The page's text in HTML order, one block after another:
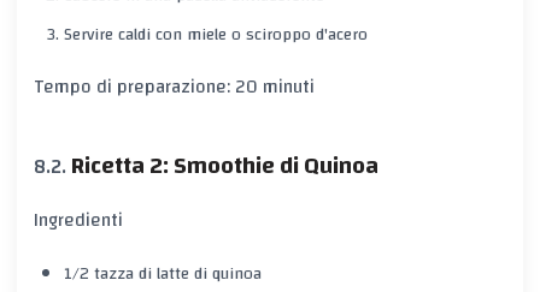
Servire caldi con miele o sciroppo d'acero
Tempo di preparazione: 20 minuti
Ricetta 2: Smoothie di Quinoa
Ingredienti
1/2 tazza di latte di quinoa